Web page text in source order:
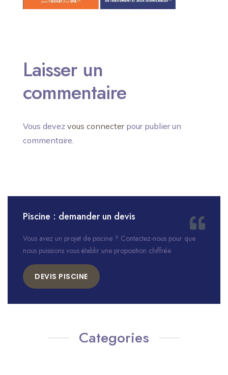
Laisser un
commentaire
Vous devez vous connecterpour publier un
commentaire.
Piscine : demander un devis
Vous avez un projet de piscine ? Contactez-nous pour que
nous puissions vous établir une proposition chiffrée
DEVIS PISCINE
Categories